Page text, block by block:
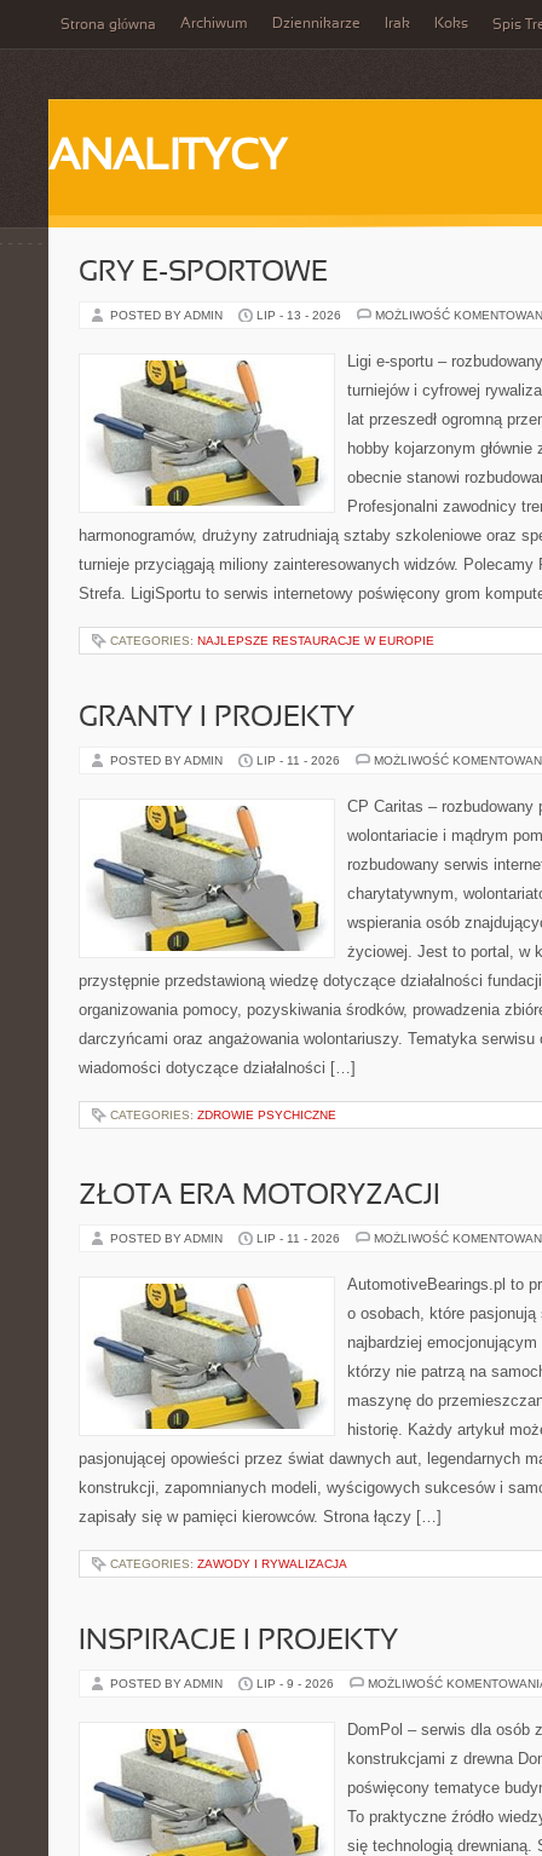
Strona główna Archiwum Dziennikarze Irak Koks Spis
ANALITYCY
GRY E-SPORTOWE
POSTED BY ADMIN LIP - 13 - 2026 MOŻLIWOŚĆ
Ligi e-sportu –
turniejów i cyfrowej
lat przeszedł ogromną
hobby kojarzonym
obecnie stanowi
Profesjonalni zawodnicy
harmonogramów, drużyny zatrudniają sztaby szkoleniowe oraz
turnieje przyciągają miliony zainteresowanych widzów.
Strefa. LigiSportu to serwis internetowy poświęcony grom
CATEGORIES: NAJLEPSZE RESTAURACJE W EUROPIE
GRANTY I PROJEKTY
POSTED BY ADMIN LIP - 11 - 2026 MOŻLIWOŚĆ
CP Caritas – rozbudowany
wolontariacie i mądrym
rozbudowany serwis
charytatywnym,
wspierania osób
życiowej. Jest to portal, w
przystępnie przedstawioną wiedzę dotyczące działalności
organizowania pomocy, pozyskiwania środków, prowadzenia
darczyńcami oraz angażowania wolontariuszy. Tematyka
wiadomości dotyczące działalności […]
CATEGORIES: ZDROWIE PSYCHICZNE
ZŁOTA ERA MOTORYZACJI
POSTED BY ADMIN LIP - 11 - 2026 MOŻLIWOŚĆ
AutomotiveBearings.pl to
o osobach, które
najbardziej
którzy nie patrzą na
maszynę do
historię. Każdy artykuł
pasjonującej opowieści przez świat dawnych aut, legendarnych
konstrukcji, zapomnianych modeli, wyścigowych sukcesów i
zapisały się w pamięci kierowców. Strona łączy […]
CATEGORIES: ZAWODY I RYWALIZACJA
INSPIRACJE I PROJEKTY
POSTED BY ADMIN LIP - 9 - 2026 MOŻLIWOŚĆ
DomPol – serwis dla osób
konstrukcjami z drewna
poświęcony tematyce
To praktyczne źródło
się technologią drewnianą.